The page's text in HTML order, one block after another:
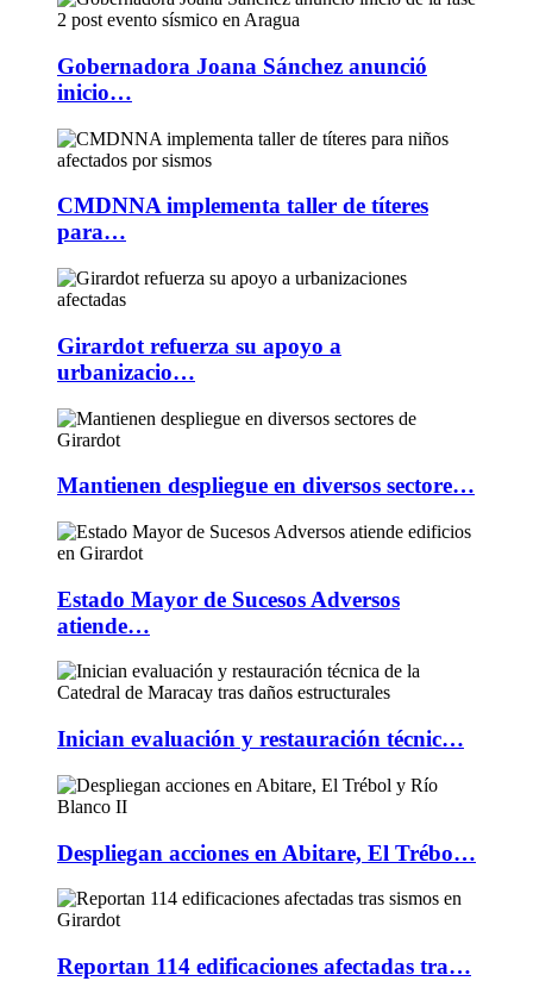
Gobernadora Joana Sánchez anunció
inicio…
CMDNNA implementa taller de títeres
para…
Girardot refuerza su apoyo a
urbanizacio…
Mantienen despliegue en diversos sectore…
Estado Mayor de Sucesos Adversos
atiende…
Inician evaluación y restauración técnic…
Despliegan acciones en Abitare, El Trébo…
Reportan 114 edificaciones afectadas tra…